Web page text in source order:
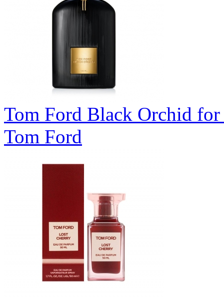
Tom Ford Black Orchid
Tom Ford